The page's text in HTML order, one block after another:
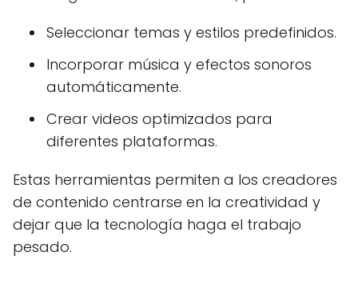
Seleccionar temas y estilos predefinidos.
Incorporar música y efectos sonoros
automáticamente.
Crear videos optimizados para
diferentes plataformas.
Estas herramientas permiten a los creadores
de contenido centrarse en la creatividad y
dejar que la tecnología haga el trabajo
pesado.